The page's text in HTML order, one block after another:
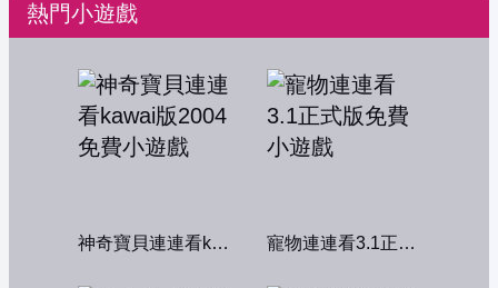
熱門小遊戲
神奇寶貝連連看kawai版2004 寵物連連看3.1正式版